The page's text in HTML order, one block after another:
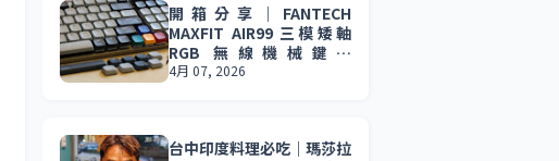
開箱分享｜FANTECH
MAXFIT AIR99 三模矮軸
RGB 無線機械鍵盤
(MK916) 輕薄設計 × 三模
4月 07, 2026
台中印度料理必吃｜瑪莎拉